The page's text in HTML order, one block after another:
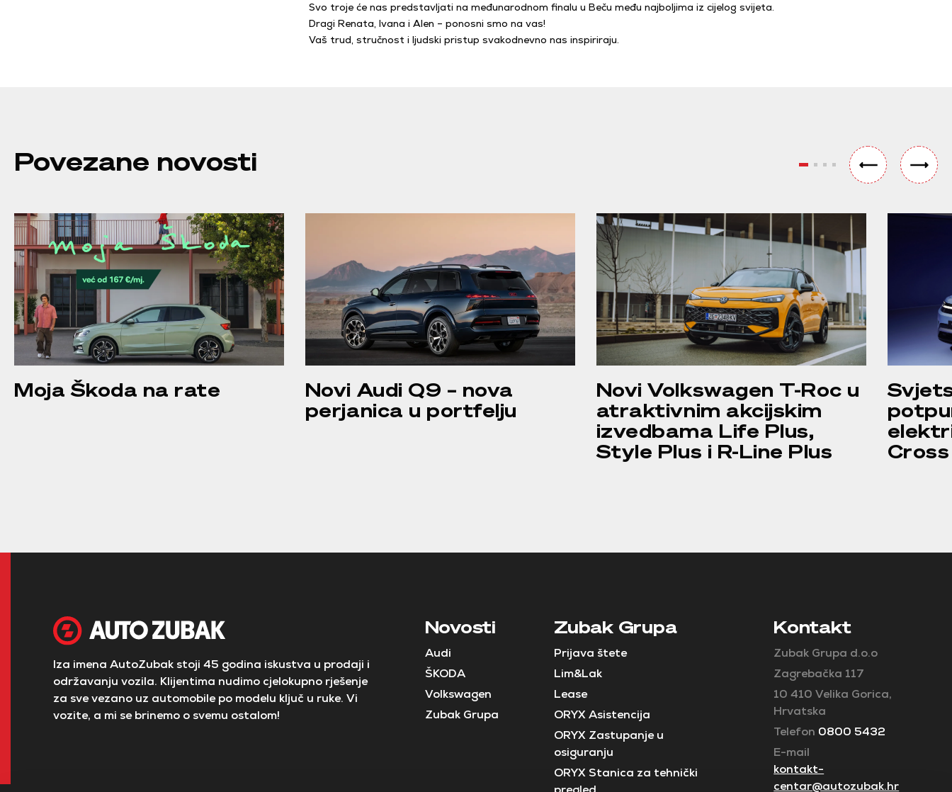
Svo troje će nas predstavljati na međunarodnom finalu u Beču među najboljima iz cijelog svijeta.
Dragi Renata, Ivana i Alen – ponosni smo na vas!
Vaš trud, stručnost i ljudski pristup svakodnevno nas inspiriraju.
Povezane novosti
Moja Škoda na rate
Novi Audi Q9 – nova
perjanica u portfelju
Novi Volkswagen T-Roc u
atraktivnim akcijskim
izvedbama Life Plus,
Style Plus i R-Line Plus
Cross
Iza imena AutoZubak stoji 45 godina iskustva u prodaji i
održavanju vozila. Klijentima nudimo cjelokupno rješenje
za sve vezano uz automobile po modelu ključ u ruke. Vi
vozite, a mi se brinemo o svemu ostalom!
Novosti
Audi
ŠKODA
Volkswagen
Zubak Grupa
Zubak Grupa
Prijava štete
Lim&Lak
Lease
ORYX Asistencija
ORYX Zastupanje u
osiguranju
ORYX Stanica za tehnički
Kontakt
Zubak Grupa d.o.o
Zagrebačka 117
10 410 Velika Gorica,
Hrvatska
Telefon 0800 5432
E-mail
kontakt-
centar@autozubak.hr